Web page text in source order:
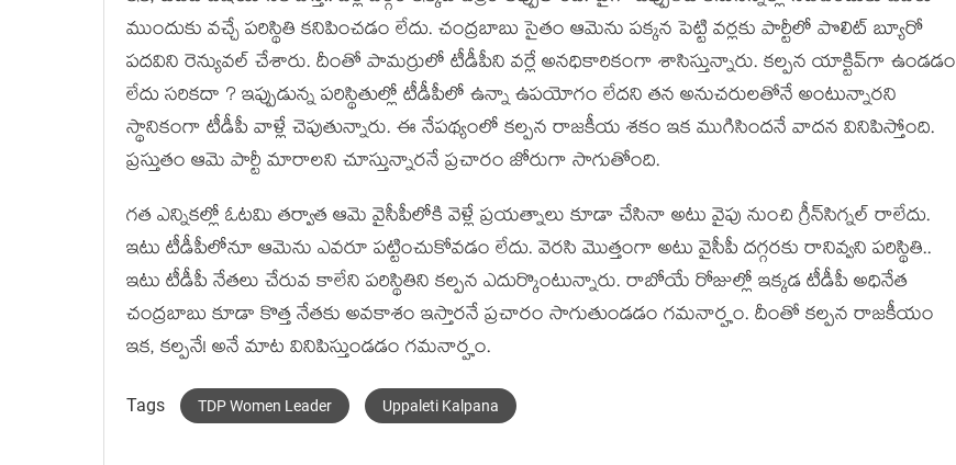
ముందుకు వ‌చ్చే ప‌రిస్థితి క‌నిపించ‌డం లేదు. చంద్ర‌బాబు సైతం ఆమెను ప‌క్క‌న పెట్టి వ‌ర్ల‌కు పార్టీలో పొలిట్ బ్యూరో
ప‌ద‌విని రెన్యువ‌ల్ చేశారు. దీంతో పామ‌ర్రులో టీడీపీని వ‌ర్లే అన‌ధికారికంగా శాసిస్తున్నారు. క‌ల్ప‌న యాక్టివ్‌గా ఉండ‌డం
లేదు స‌రిక‌దా ? ఇప్పుడున్న ప‌రిస్థితుల్లో టీడీపీలో ఉన్నా ఉప‌యోగం లేద‌ని త‌న అనుచ‌రుల‌తోనే అంటున్నార‌ని
స్థానికంగా టీడీపీ వాళ్లే చెపుతున్నారు. ఈ నేప‌థ్యంలో క‌ల్ప‌న రాజ‌కీయ శ‌కం ఇక ముగిసింద‌నే వాద‌న వినిపిస్తోంది.
ప్ర‌స్తుతం ఆమె పార్టీ మారాల‌ని చూస్తున్నార‌నే ప్ర‌చారం జోరుగా సాగుతోంది.
గ‌త ఎన్నిక‌ల్లో ఓట‌మి త‌ర్వాత ఆమె వైసీపీలోకి వెళ్లే ప్ర‌య‌త్నాలు కూడా చేసినా అటు వైపు నుంచి గ్రీన్‌సిగ్న‌ల్ రాలేదు.
ఇటు టీడీపీలోనూ ఆమెను ఎవ‌రూ ప‌ట్టించుకోవ‌డం లేదు. వెర‌సి మొత్తంగా అటు వైసీపీ ద‌గ్గ‌ర‌కు రానివ్వ‌ని ప‌రిస్థితి..
ఇటు టీడీపీ నేత‌లు చేరువ కాలేని ప‌రిస్థితిని క‌ల్ప‌న ఎదుర్కొంటున్నారు. రాబోయే రోజుల్లో ఇక్క‌డ టీడీపీ అధినేత
చంద్ర‌బాబు కూడా కొత్త నేత‌కు అవ‌కాశం ఇస్తార‌నే ప్ర‌చారం సాగుతుండ‌డం గ‌మ‌నార్హం. దీంతో క‌ల్ప‌న రాజ‌కీయం
ఇక‌, క‌ల్ప‌నే! అనే మాట వినిపిస్తుండ‌డం గ‌మ‌నార్హం.
Tags TDP Women Leader Uppaleti Kalpana